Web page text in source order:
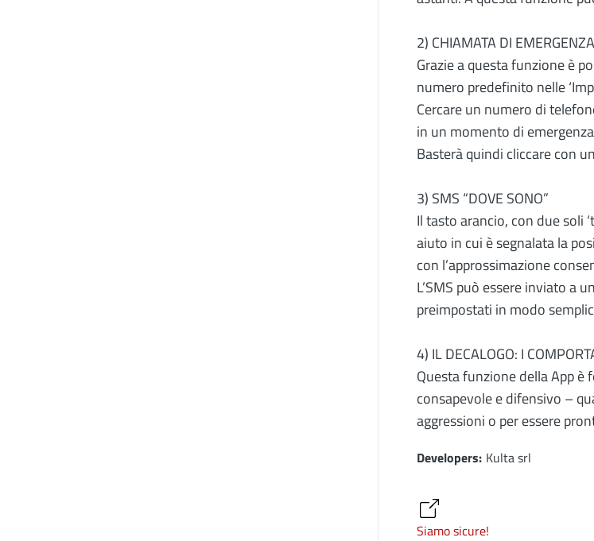
2) CHIAMATA DI EMERGENZA
Grazie a questa funzione è
numero predefinito nelle
Cercare un numero di
in un momento di
Basterà quindi cliccare con
3) SMS “DOVE SONO”
Il tasto arancio, con due soli
aiuto in cui è segnalata la
con l’approssimazione
L’SMS può essere inviato a
preimpostati in modo
4) IL DECALOGO: I
Questa funzione della App è
consapevole e difensivo –
aggressioni o per essere
Developers Kulta srl
Siamo sicure!